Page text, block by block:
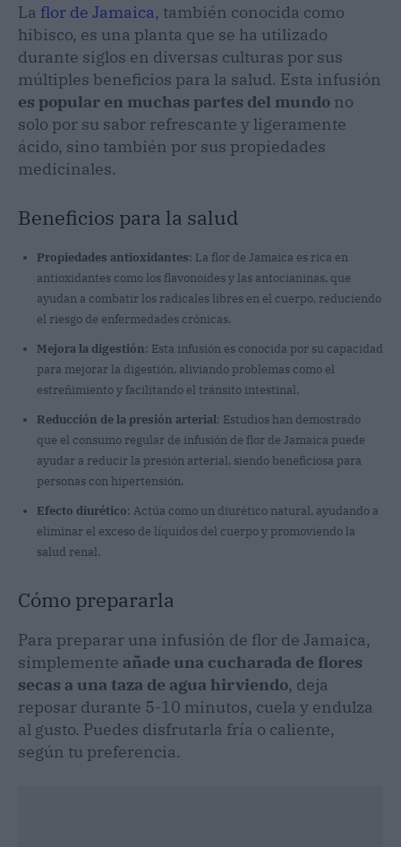
La flor de Jamaica, también conocida como
hibisco, es una planta que se ha utilizado
durante siglos en diversas culturas por sus
múltiples beneficios para la salud. Esta infusión
es popular en muchas partes del mundo no
solo por su sabor refrescante y ligeramente
ácido, sino también por sus propiedades
medicinales.
Beneficios para la salud
Propiedades antioxidantes: La flor de Jamaica es rica en
antioxidantes como los flavonoides y las antocianinas, que
ayudan a combatir los radicales libres en el cuerpo, reduciendo
el riesgo de enfermedades crónicas.
Mejora la digestión: Esta infusión es conocida por su capacidad
para mejorar la digestión, aliviando problemas como el
estreñimiento y facilitando el tránsito intestinal.
Reducción de la presión arterial: Estudios han demostrado
que el consumo regular de infusión de flor de Jamaica puede
ayudar a reducir la presión arterial, siendo beneficiosa para
personas con hipertensión.
Efecto diurético: Actúa como un diurético natural, ayudando a
eliminar el exceso de líquidos del cuerpo y promoviendo la
salud renal.
Cómo prepararla
Para preparar una infusión de flor de Jamaica,
simplemente añade una cucharada de flores
secas a una taza de agua hirviendo, deja
reposar durante 5-10 minutos, cuela y endulza
al gusto. Puedes disfrutarla fría o caliente,
según tu preferencia.